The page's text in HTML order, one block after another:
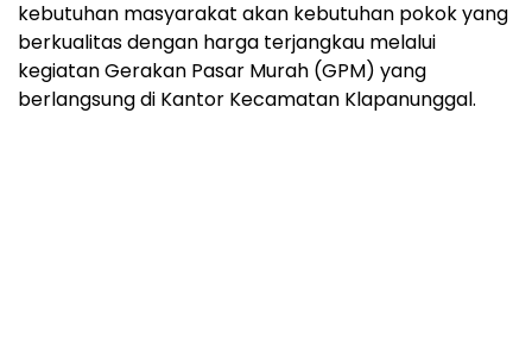
kebutuhan masyarakat akan kebutuhan pokok yang
berkualitas dengan harga terjangkau melalui
kegiatan Gerakan Pasar Murah (GPM) yang
berlangsung di Kantor Kecamatan Klapanunggal.